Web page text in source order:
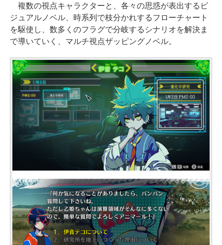
複数の視点キャラクターと、各々の思惑が表出するビ
ジュアルノベル、時系列で枝分かれするフローチャート
を駆使し、数多くのフラグで分岐するシナリオを解決ま
で導いていく、マルチ視点ザッピングノベル。